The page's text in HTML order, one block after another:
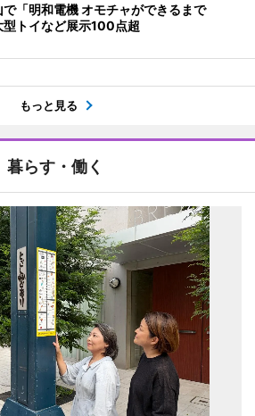
で「明和電機 オモチャができるまで
トイなど展示100点超
もっと見る
暮らす・働く